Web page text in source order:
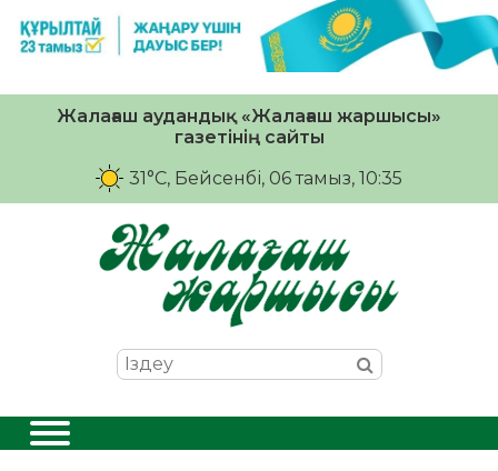
Жалағаш аудандық «Жалағаш жаршысы»
газетінің сайты
31°C, Бейсенбі, 06 тамыз, 10:35